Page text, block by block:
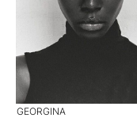
GEORGINA